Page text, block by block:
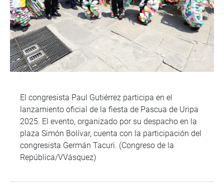
El congresista Paul Gutiérrez participa en el
lanzamiento oficial de la fiesta de Pascua de Uripa
2025. El evento, organizado por su despacho en la
plaza Simón Bolívar, cuenta con la participación del
congresista Germán Tacuri. (Congreso de la
República/VVásquez)